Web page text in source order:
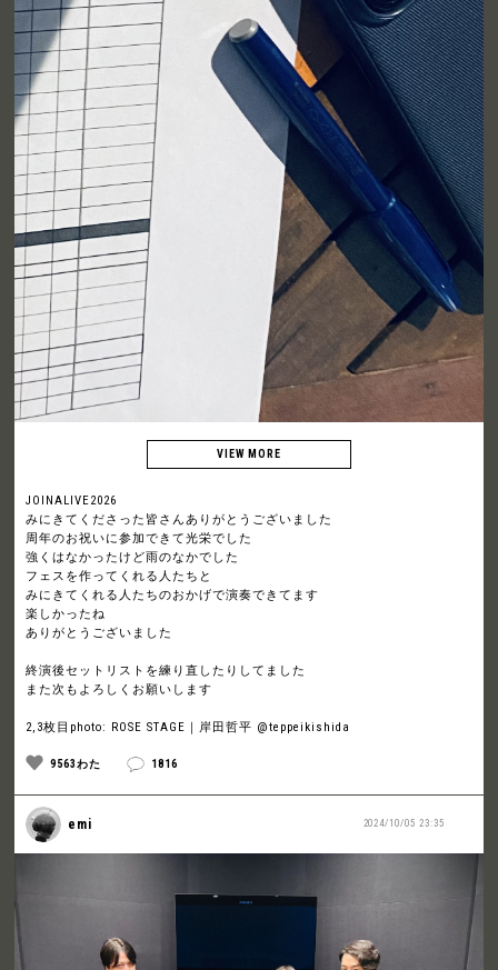
JOINALIVE2026
みにきてくださった皆さんありがとうございました
周年のお祝いに参加できて光栄でした
強くはなかったけど雨のなかでした
フェスを作ってくれる人たちと
みにきてくれる人たちのおかげで演奏できてます
楽しかったね
ありがとうございました
終演後セットリストを練り直したりしてました
また次もよろしくお願いします
2,3枚目photo: ROSE STAGE｜岸田哲平 @teppeikishida
9563わた 1816
2024/10/05 23:35
emi